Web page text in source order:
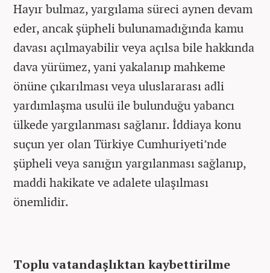
Hayır bulmaz, yargılama süreci aynen devam
eder, ancak şüpheli bulunamadığında kamu
davası açılmayabilir veya açılsa bile hakkında
dava yürümez, yani yakalanıp mahkeme
önüne çıkarılması veya uluslararası adli
yardımlaşma usulü ile bulunduğu yabancı
ülkede yargılanması sağlanır. İddiaya konu
suçun yer olan Türkiye Cumhuriyeti’nde
şüpheli veya sanığın yargılanması sağlanıp,
maddi hakikate ve adalete ulaşılması
önemlidir.
Toplu vatandaşlıktan kaybettirilme